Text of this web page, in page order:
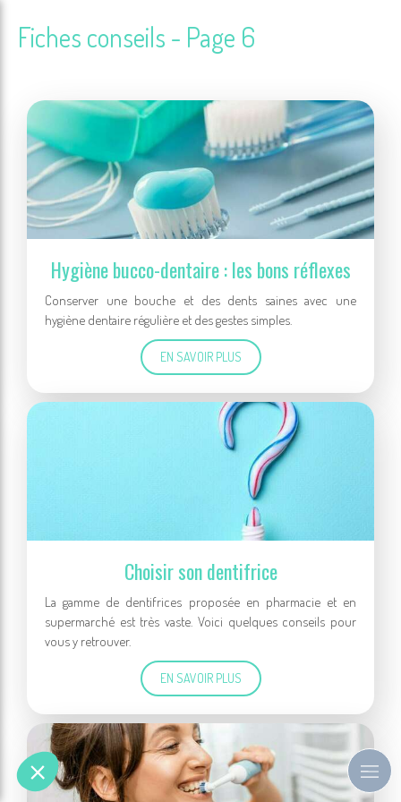
Fiches conseils - Page 6
Hygiène bucco-dentaire : les bons réflexes
Conserver une bouche et des dents saines avec une
hygiène dentaire régulière et des gestes simples.
EN SAVOIR PLUS
Choisir son dentifrice
La gamme de dentifrices proposée en pharmacie et en
supermarché est très vaste. Voici quelques conseils pour
vous y retrouver.
EN SAVOIR PLUS